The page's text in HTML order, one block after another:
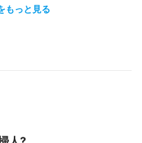
もっと見る